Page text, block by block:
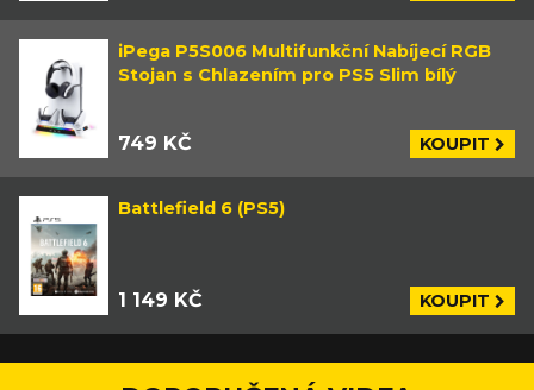
iPega P5S006 Multifunkční Nabíjecí RGB
Stojan s Chlazením pro PS5 Slim bílý
749 KČ KOUPIT
Battlefield 6 (PS5)
1 149 KČ KOUPIT